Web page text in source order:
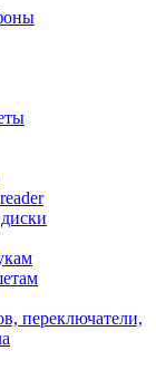
переключатели,